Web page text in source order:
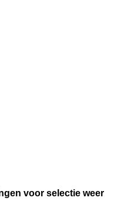
voor selectie weer